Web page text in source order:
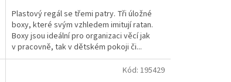
Plastový regál se třemi patry. Tři úložné
boxy, které svým vzhledem imitují ratan.
Boxy jsou ideální pro organizaci věcí jak
v pracovně, tak v dětském pokoji či...
Kód: 195429